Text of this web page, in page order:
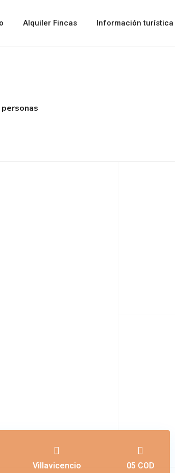
Alquiler Fincas Información turística
Villavicencio 05 COD